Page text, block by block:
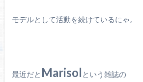
モデルとして活動を続けているにゃ。
最近だと Marisol という雑誌の